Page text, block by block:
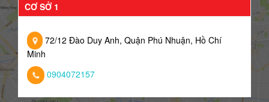
CƠ SỞ 1
72/12 Đào Duy Anh, Quận Phú Nhuận, Hồ Chí
Minh
0904072157